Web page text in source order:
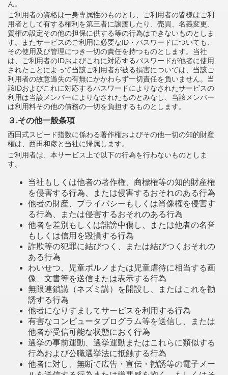
ん。
ご利用者の資格は一身専属性のものとし、ご利用者の皆様はご利
用者として有する権利を第三者に譲渡したり、売買、名義変更、
質権の設定その他の担保に供する等の行為はできないものとしま
す。またサービスのご利用に必要なID・パスワードについても、
その使用及び管理につき一切の責任を持つものとします。当社
は、ご利用者のIDおよびこれに対応するパスワードが他者に使用
されたことによって当該ご利用者が被る損害については、当該ご
利用者の故意過失の有無にかかわらず一切責任を負いません。当
該IDおよびこれに対応するパスワードによりなされたサービスの
利用は当該メンバーによりなされたものとみなし、当該メンバー
は利用料その他の債務の一切を負担するものとします。
３.その他一般条項
西田式スピード指数に係わる著作権およびその他一切の知的財産
権は、西田和彦と当社に帰属します。
ご利用者は、本サービス上で以下の行為を行わないものとしま
す。
当社もしくは他者の著作権、商標権等の知的財産権
を侵害する行為、または侵害するおそれのある行為
他者の財産、プライバシーもしくは肖像権を侵害す
る行為、または侵害するおそれのある行為
他者を差別もしくは誹謗中傷し、または他者の名誉
もしくは信用を毀損する行為
詐欺等の犯罪に結びつく、または結びつくおそれの
ある行為
わいせつ、児童ポルノまたは児童虐待に相当する画
像、文書等を送信または表示する行為
無限連鎖講（ネズミ講）を開設し、またはこれを勧
誘する行為
他者になりすましてサービスを利用する行為
有害なコンピュータプログラム等を送信し、または
他者が受信可能な状態におく行為
選挙の事前運動、選挙運動またはこれらに類似する
行為および公職選挙法に抵触する行為
他者に対し、無断で広告・宣伝・勧誘等の電子メー